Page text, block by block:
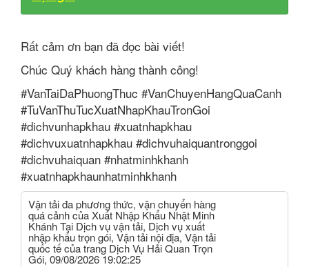
Rất cảm ơn bạn đã đọc bài viết!
Chúc Quý khách hàng thành công!
#VanTaiDaPhuongThuc #VanChuyenHangQuaCanh
#TuVanThuTucXuatNhapKhauTronGoi
#dichvunhapkhau #xuatnhapkhau
#dichvuxuatnhapkhau #dichvuhaiquantronggoi
#dichvuhaiquan #nhatminhkhanh
#xuatnhapkhaunhatminhkhanh
Vận tải đa phương thức, vận chuyển hàng
quá cảnh của Xuất Nhập Khẩu Nhật Minh
Khánh Tại Dịch vụ vận tải, Dịch vụ xuất
nhập khẩu trọn gói, Vận tải nội địa, Vận tải
quốc tế của trang Dịch Vụ Hải Quan Trọn
Gói, 09/08/2026 19:02:25